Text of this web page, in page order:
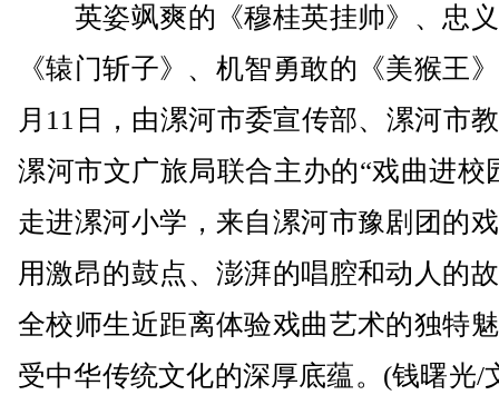
英姿飒爽的《穆桂英挂帅》、忠
《辕门斩子》、机智勇敢的《美猴王
月11日，由漯河市委宣传部、漯河市
漯河市文广旅局联合主办的“戏曲进校
走进漯河小学，来自漯河市豫剧团的
用激昂的鼓点、澎湃的唱腔和动人的
全校师生近距离体验戏曲艺术的独特
受中华传统文化的深厚底蕴。(钱曙光/